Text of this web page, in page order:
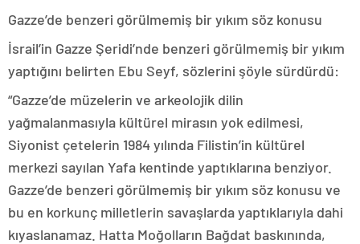
Gazze’de benzeri görülmemiş bir yıkım söz konusu
İsrail’in Gazze Şeridi’nde benzeri görülmemiş bir yıkım
yaptığını belirten Ebu Seyf, sözlerini şöyle sürdürdü:
“Gazze’de müzelerin ve arkeolojik dilin
yağmalanmasıyla kültürel mirasın yok edilmesi,
Siyonist çetelerin 1984 yılında Filistin’in kültürel
merkezi sayılan Yafa kentinde yaptıklarına benziyor.
Gazze’de benzeri görülmemiş bir yıkım söz konusu ve
bu en korkunç milletlerin savaşlarda yaptıklarıyla dahi
kıyaslanamaz. Hatta Moğolların Bağdat baskınında,